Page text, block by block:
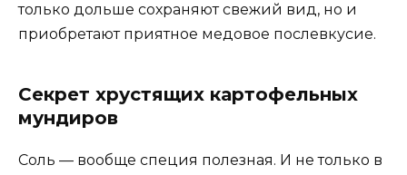
только дольше сохраняют свежий вид, но и
приобретают приятное медовое послевкусие.
Секрет хрустящих картофельных
мундиров
Соль — вообще специя полезная. И не только в